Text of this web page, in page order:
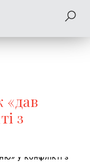
«дав
з